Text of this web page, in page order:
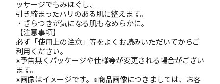
ッサージでもみほぐし、
引き締まったハリのある肌に整えます。
・ざらつきが気になる肌もなめらかに。
【注意事項】
必ず「使用上の注意」等をよくお読みいただいてからご
利用ください。
※予告無くパッケージや仕様等が変更される場合がござい
ます。
※画像はイメージです。※商品画像につきましては、お客